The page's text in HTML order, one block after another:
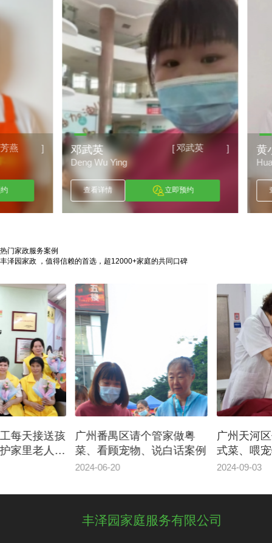
[邓武英
邓武英
立即预约
黄小萍
Huang Xiao Ping
热门家政服务案例
丰泽园家政 ，值得信赖的首选，超12000+家庭的共同口碑
广州番禺区请个管家做粤
菜、看顾宠物、说白话案例
广州天河区保洁服务，做粤
式菜、喂宠物吃东西、讲白
丰泽园家庭服务有限公司